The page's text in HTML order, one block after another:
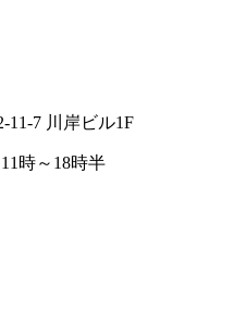
7 川岸ビル1F
時～18時半